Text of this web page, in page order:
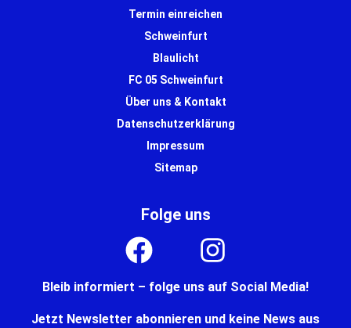
Termin einreichen
Schweinfurt
Blaulicht
FC 05 Schweinfurt
Über uns & Kontakt
Datenschutzerklärung
Impressum
Sitemap
Folge uns
Bleib informiert – folge uns auf Social Media!
Jetzt Newsletter abonnieren und keine News aus